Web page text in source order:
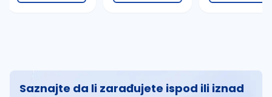
Saznajte da li zarađujete ispod ili iznad